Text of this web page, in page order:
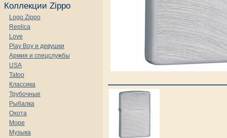
Коллекции Zippo
Logo Zippo
Replica
Love
Play Boy и девушки
Армия и спецслужбы
USA
Tatoo
Классика
Трубочные
Рыбалка
Охота
Море
Музыка